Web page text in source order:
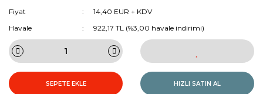
Fiyat
14,40 EUR + KDV
Havale
922,17 TL (%3,00 havale indirimi)
SEPETE EKLE HIZLI SATIN AL